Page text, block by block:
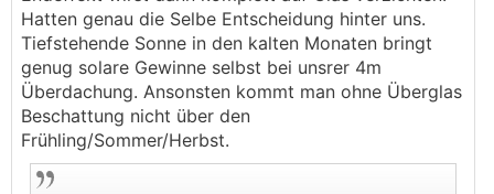
Hatten genau die Selbe Entscheidung hinter uns.
Tiefstehende Sonne in den kalten Monaten bringt
genug solare Gewinne selbst bei unsrer 4m
Überdachung. Ansonsten kommt man ohne Überglas
Beschattung nicht über den
Frühling/Sommer/Herbst.